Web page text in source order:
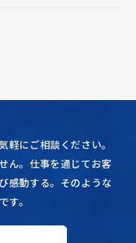
軽にご相談ください。
ん。仕事を通じてお客
感動する。そのような
す。